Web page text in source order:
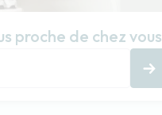
proche de chez vous